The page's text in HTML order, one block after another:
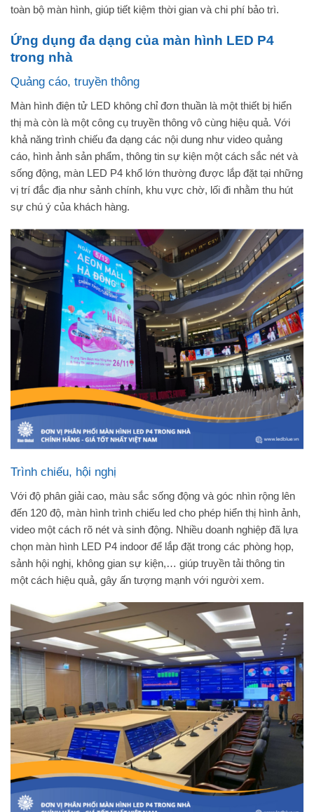
toàn bộ màn hình, giúp tiết kiệm thời gian và chi phí bảo trì.
Ứng dụng đa dạng của màn hình LED P4
trong nhà
Quảng cáo, truyền thông
Màn hình điện tử LED không chỉ đơn thuần là một thiết bị hiển
thị mà còn là một công cụ truyền thông vô cùng hiệu quả. Với
khả năng trình chiếu đa dạng các nội dung như video quảng
cáo, hình ảnh sản phẩm, thông tin sự kiện một cách sắc nét và
sống động, màn LED P4 khổ lớn thường được lắp đặt tại những
vị trí đắc địa như sảnh chính, khu vực chờ, lối đi nhằm thu hút
sự chú ý của khách hàng.
Trình chiếu, hội nghị
Với độ phân giải cao, màu sắc sống động và góc nhìn rộng lên
đến 120 độ, màn hình trình chiếu led cho phép hiển thị hình ảnh,
video một cách rõ nét và sinh động. Nhiều doanh nghiệp đã lựa
chọn màn hình LED P4 indoor để lắp đặt trong các phòng họp,
sảnh hội nghị, không gian sự kiện,… giúp truyền tải thông tin
một cách hiệu quả, gây ấn tượng mạnh với người xem.